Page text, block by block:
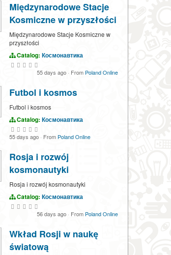
Międzynarodowe Stacje
Kosmiczne w przyszłości
Międzynarodowe Stacje Kosmiczne w
przyszłości
Catalog: Космонавтика
55 days ago · From Poland Online
Futbol i kosmos
Futbol i kosmos
Catalog: Космонавтика
55 days ago · From Poland Online
Rosja i rozwój
kosmonautyki
Rosja i rozwój kosmonautyki
Catalog: Космонавтика
56 days ago · From Poland Online
Wkład Rosji w naukę
światową